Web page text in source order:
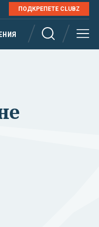
ПОДКРЕПЕТЕ CLUBZ